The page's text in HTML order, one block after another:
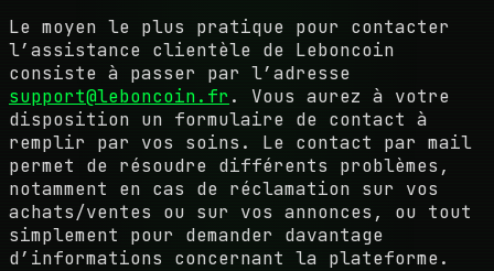
Le moyen le plus pratique pour contacter
l’assistance clientèle de Leboncoin
consiste à passer par l’adresse
support@leboncoin.fr . Vous aurez à votre
disposition un formulaire de contact à
remplir par vos soins. Le contact par mail
permet de résoudre différents problèmes,
notamment en cas de réclamation sur vos
achats/ventes ou sur vos annonces, ou tout
simplement pour demander davantage
d’informations concernant la plateforme.